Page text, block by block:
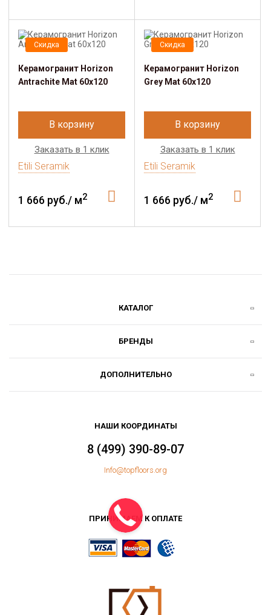
Скидка
Керамогранит Horizon
Antrachite Mat 60x120
В корзину
Заказать в 1 клик
Etili Seramik
1 666 руб./ м2
Скидка
Керамогранит Horizon
Grey Mat 60x120
В корзину
Заказать в 1 клик
Etili Seramik
1 666 руб./ м2
КАТАЛОГ
БРЕНДЫ
ДОПОЛНИТЕЛЬНО
НАШИ КООРДИНАТЫ
8 (499) 390-89-07
Info@topfloors.org
ПРИНИМАЕМ К ОПЛАТЕ